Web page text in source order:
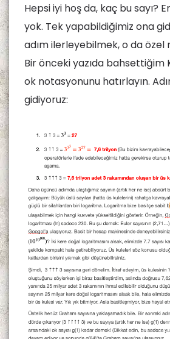
Hepsi iyi hoş da, kaç bu sayı?
yok. Tek yapabildiğimiz ona
adım ilerleyebilmek, o da özel
Bir önceki yazıda bahsettiğim
ok notasyonunu hatırlayın.
gidiyoruz: